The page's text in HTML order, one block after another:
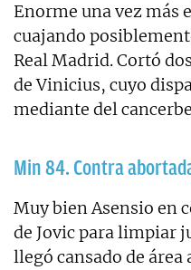
Enorme una vez más
cuajando
Real Madrid. Cortó
de Vinicius, cuyo
mediante del
Min 84. Contra
Muy bien Asensio en
de Jovic para limpiar
llegó cansado de área